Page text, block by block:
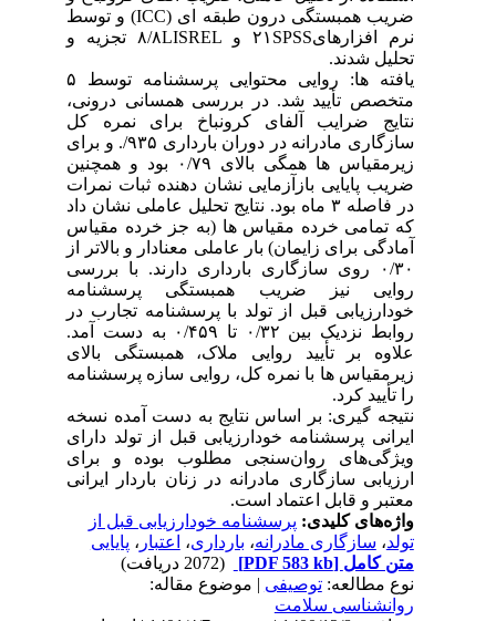
ضریب همبستگی درون طبقه ای (ICC) و توسط
نرم افزارهای۲۱SPSS و ۸/۸LISREL تجزیه و
تحلیل شدند.
یافته ها: روایی محتوایی پرسشنامه توسط ۵
متخصص تأیید شد. در بررسی همسانی درونی،
نتایج ضرایب آلفای کرونباخ برای نمره کل
سازگاری مادرانه در دوران بارداری ۹۳۵/. و برای
زیرمقیاس ها همگی بالای ۰/۷۹ بود و همچنین
ضریب پایایی بازآزمایی نشان دهنده ثبات نمرات
در فاصله ۳ ماه بود. نتایج تحلیل عاملی نشان داد
که تمامی خرده مقیاس ها (به جز خرده مقیاس
آمادگی برای زایمان) بار عاملی معنادار و بالاتر از
۰/۳۰ روی سازگاری بارداری دارند. با بررسی
روایی نیز ضریب همبستگی پرسشنامه
خودارزیابی قبل از تولد با پرسشنامه تجارب در
روابط نزدیک بین ۰/۳۲ تا ۰/۴۵۹ به دست آمد.
علاوه بر تأیید روایی ملاک، همبستگی بالای
زیرمقیاس ها با نمره کل، روایی سازه پرسشنامه
را تأیید کرد.
نتیجه گیری: بر اساس نتایج به دست آمده نسخه
ایرانی پرسشنامه خودارزیابی قبل از تولد دارای
ویژگی‌های روان‌سنجی مطلوب بوده و برای
ارزیابی سازگاری مادرانه در زنان باردار ایرانی
معتبر و قابل اعتماد است.
واژه‌های کلیدی:پرسشنامه خودارزیابی قبل از
تولد،سازگاری مادرانه،بارداری،اعتبار، پایایی
متن کامل[PDF 583 kb]
نوع مطالعه:توصیفی| موضوع مقاله:
روانشناسی سلامت